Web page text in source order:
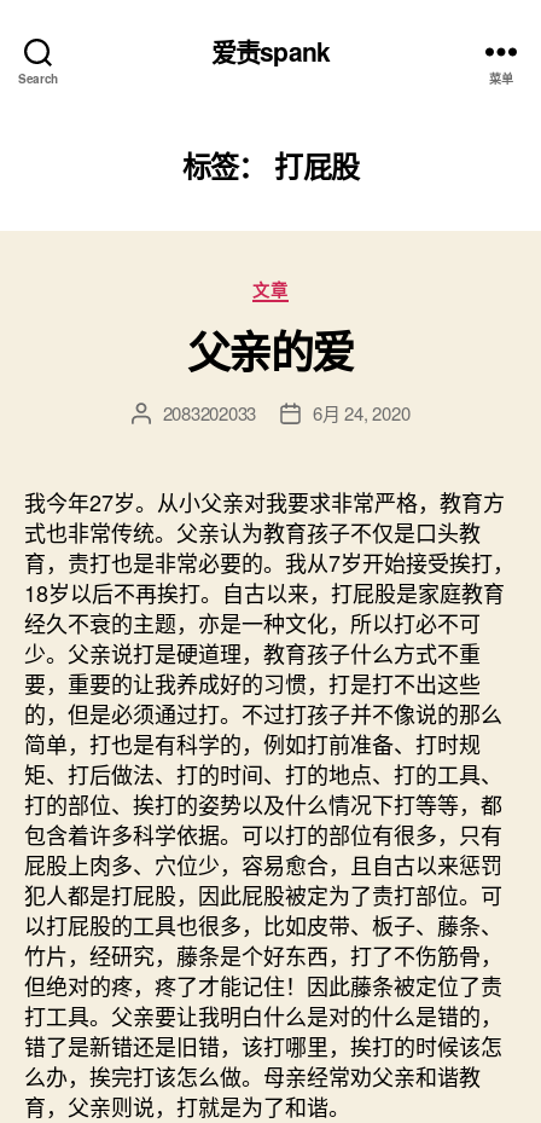
Search
爱责spank
菜单
标签： 打屁股
分
类
文章
父亲的爱
文 2083202033
发
期
6月 24, 2020
我今年27岁。从小父亲对我要求非常严格，教育方
式也非常传统。父亲认为教育孩子不仅是口头教
育，责打也是非常必要的。我从7岁开始接受挨打，
18岁以后不再挨打。自古以来，打屁股是家庭教育
经久不衰的主题，亦是一种文化，所以打必不可
少。父亲说打是硬道理，教育孩子什么方式不重
要，重要的让我养成好的习惯，打是打不出这些
的，但是必须通过打。不过打孩子并不像说的那么
简单，打也是有科学的，例如打前准备、打时规
矩、打后做法、打的时间、打的地点、打的工具、
打的部位、挨打的姿势以及什么情况下打等等，都
包含着许多科学依据。可以打的部位有很多，只有
屁股上肉多、穴位少，容易愈合，且自古以来惩罚
犯人都是打屁股，因此屁股被定为了责打部位。可
以打屁股的工具也很多，比如皮带、板子、藤条、
竹片，经研究，藤条是个好东西，打了不伤筋骨，
但绝对的疼，疼了才能记住！因此藤条被定位了责
打工具。父亲要让我明白什么是对的什么是错的，
错了是新错还是旧错，该打哪里，挨打的时候该怎
么办，挨完打该怎么做。母亲经常劝父亲和谐教
育，父亲则说，打就是为了和谐。